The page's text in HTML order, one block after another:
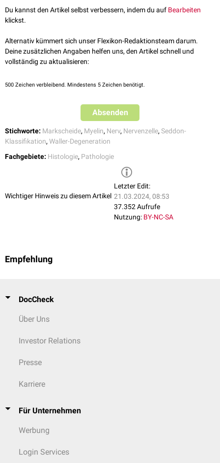
Schädigung als
Neurotmesis bezeichnet.
Die gezielte Durchtrennung eines Nerven zu experimentellen Zwecken
Du kannst den Artikel selbst verbessern, indem du auf Bearbeiten
klickst.
Alternativ kümmert sich unser Flexikon-Redaktionsteam darum.
Deine zusätzlichen Angaben helfen uns, den Artikel schnell und
vollständig zu aktualisieren:
500 Zeichen verbleibend. Mindestens 5 Zeichen benötigt.
Absenden
Stichworte: Markscheide, Myelin, Nerv, Nervenzelle, Seddon-
Klassifikation, Waller-Degeneration
Fachgebiete: Histologie, Pathologie
Wichtiger Hinweis zu diesem Artikel
Letzter Edit:
21.03.2024, 08:53
37.352 Aufrufe
Nutzung: BY-NC-SA
Empfehlung
DocCheck
Über Uns
Investor Relations
Presse
Karriere
Für Unternehmen
Werbung
Login Services